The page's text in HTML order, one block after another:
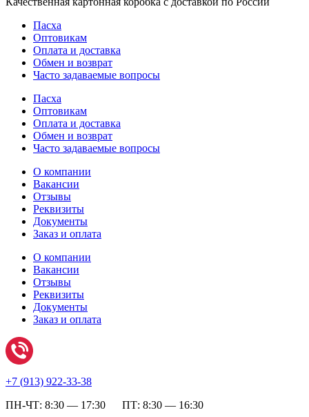
Пасха
Оптовикам
Оплата и доставка
Обмен и возврат
Часто задаваемые вопросы
Пасха
Оптовикам
Оплата и доставка
Обмен и возврат
Часто задаваемые вопросы
О компании
Вакансии
Отзывы
Реквизиты
Документы
Заказ и оплата
О компании
Вакансии
Отзывы
Реквизиты
Документы
Заказ и оплата
+7 (913) 922-33-38
ПН-ЧТ: 8:30 — 17:30 ПТ: 8:30 — 16:30